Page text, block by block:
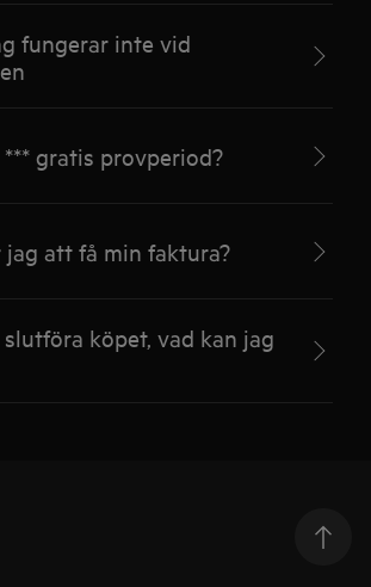
fungerar inte vid
gratis provperiod?
jag att få min faktura?
köpet, vad kan jag